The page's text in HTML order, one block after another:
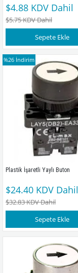
$4.88 KDV Dahil
$5.75KDV Dahil
Sepete Ekle
Plastik İşaretli Yaylı Buton
$24.40 KDV Dahil
$32.83KDV Dahil
Sepete Ekle
%26 İndirim